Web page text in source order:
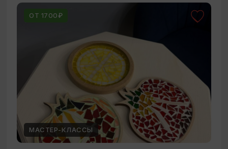
ОТ 1700₽
МАСТЕР-КЛАССЫ